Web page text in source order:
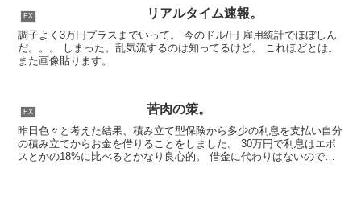
FX リアルタイム速報。
調子よく3万円プラスまでいって。 今のドル/円 雇用統計でほぼしん
だ。。。 しまった。乱気流するのは知ってるけど。 これほどとは。
また画像貼ります。
FX 苦肉の策。
昨日色々と考えた結果、積み立て型保険から多少の利息を支払い自分
の積み立てからお金を借りることをしました。 30万円で利息はエポ
スとかの18%に比べるとかなり良心的。 借金に代わりはないのです